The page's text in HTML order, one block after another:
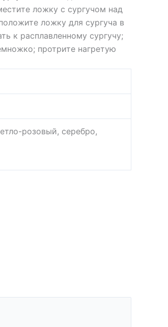
ложку с сургучом над
ложку для сургуча в
к расплавленному сургучу;
протрите нагретую
розовый, серебро,